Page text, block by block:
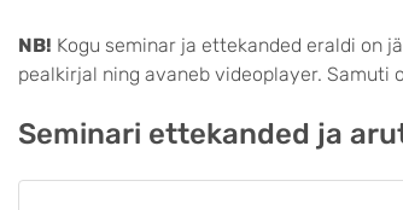
NB! Kogu seminar ja ettekanded eraldi on
pealkirjal ning avaneb videoplayer. Samuti
Seminari ettekanded ja